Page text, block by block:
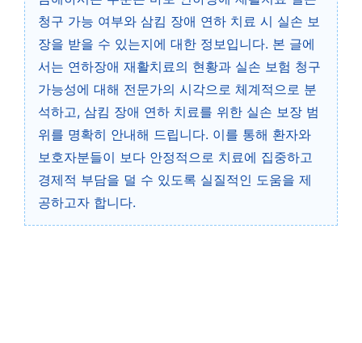
청구 가능 여부와 삼킴 장애 연하 치료 시 실손 보
장을 받을 수 있는지에 대한 정보입니다. 본 글에
서는 연하장애 재활치료의 현황과 실손 보험 청구
가능성에 대해 전문가의 시각으로 체계적으로 분
석하고, 삼킴 장애 연하 치료를 위한 실손 보장 범
위를 명확히 안내해 드립니다. 이를 통해 환자와
보호자분들이 보다 안정적으로 치료에 집중하고
경제적 부담을 덜 수 있도록 실질적인 도움을 제
공하고자 합니다.